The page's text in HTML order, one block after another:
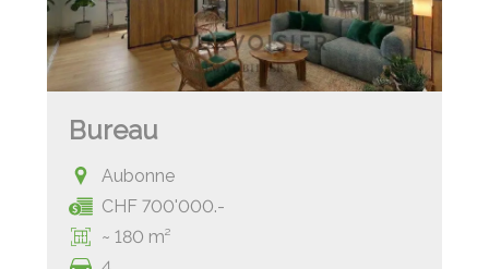
Bureau
Aubonne
CHF 700'000.-
~ 180 m²